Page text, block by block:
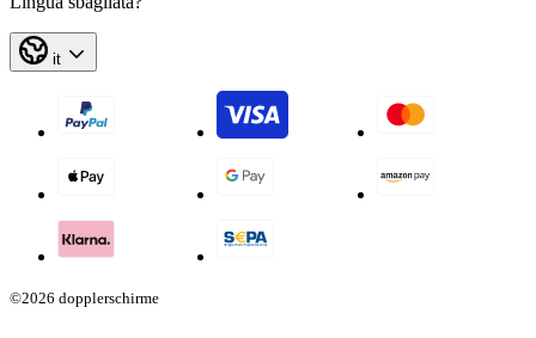
it
©2026 dopplerschirme